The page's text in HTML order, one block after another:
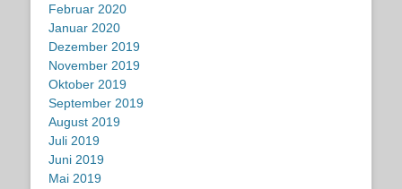
Februar 2020
Januar 2020
Dezember 2019
November 2019
Oktober 2019
September 2019
August 2019
Juli 2019
Juni 2019
Mai 2019